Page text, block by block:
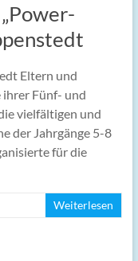
Eltern und
ihrer Fünf- und
vielfältigen und
der Jahrgänge 5-8
für die
Weiterlesen